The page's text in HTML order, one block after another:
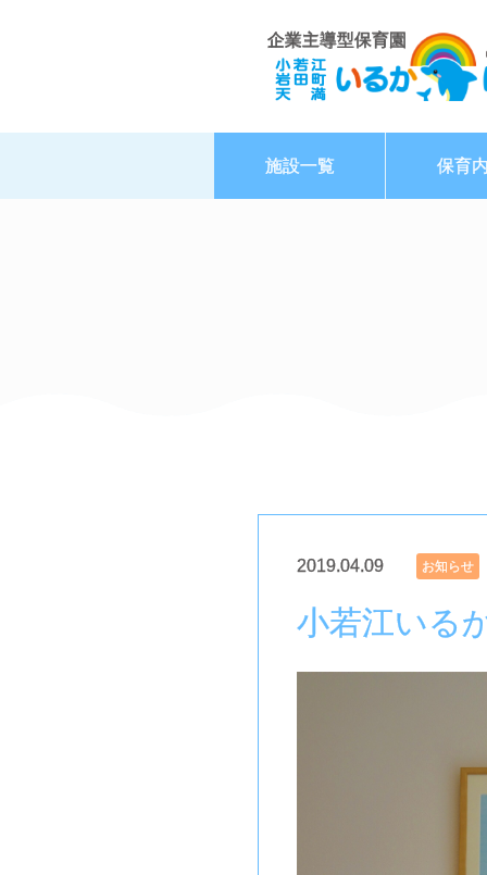
企業主導型保育園
施設一覧 保育
2019.04.09 お知らせ
小若江いる